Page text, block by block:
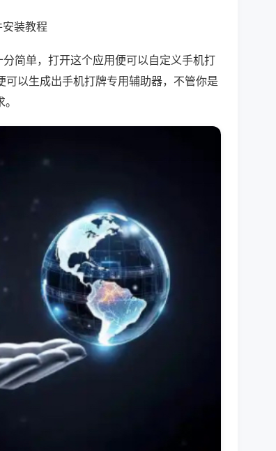
装教程
简单，打开这个应用便可以自定义手机打
以生成出手机打牌专用辅助器，不管你是